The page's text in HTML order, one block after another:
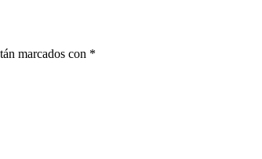
marcados con *